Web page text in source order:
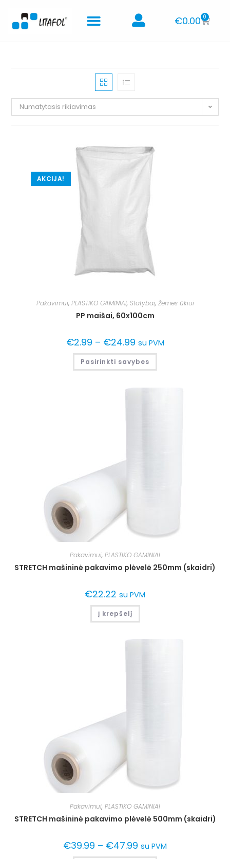
€0.00 0
Numatytasis rikiavimas
AKCIJA!
Pakavimui, PLASTIKO GAMINIAI, Statybai, Žemes ūkiui
PP maišai, 60x100cm
€2.99 – €24.99 su PVM
Pasirinkti savybes
Pakavimui, PLASTIKO GAMINIAI
STRETCH mašininė pakavimo plėvelė 250mm (skaidri)
€22.22 su PVM
Į krepšelį
Pakavimui, PLASTIKO GAMINIAI
STRETCH mašininė pakavimo plėvelė 500mm (skaidri)
€39.99 – €47.99 su PVM